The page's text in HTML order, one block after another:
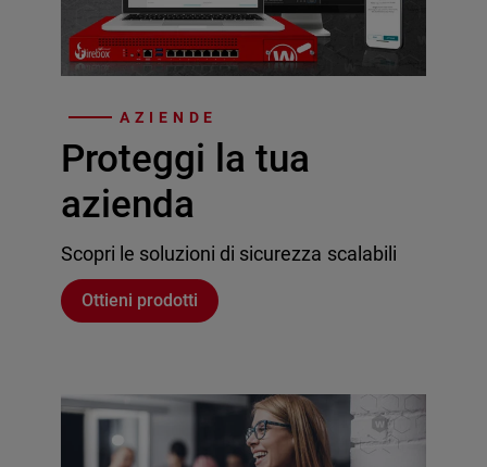
AZIENDE
Proteggi la tua
azienda
Scopri le soluzioni di sicurezza scalabili
Ottieni prodotti